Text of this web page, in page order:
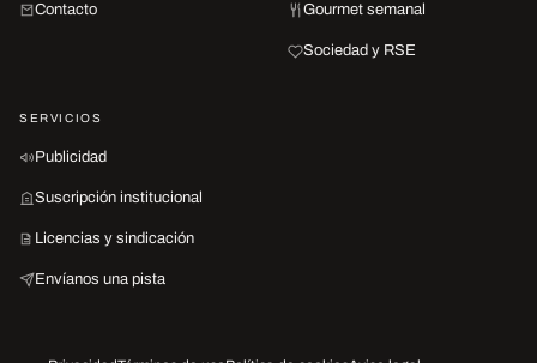
Contacto Gourmet semanal
Sociedad y RSE
SERVICIOS
Publicidad
Suscripción institucional
Licencias y sindicación
Envíanos una pista